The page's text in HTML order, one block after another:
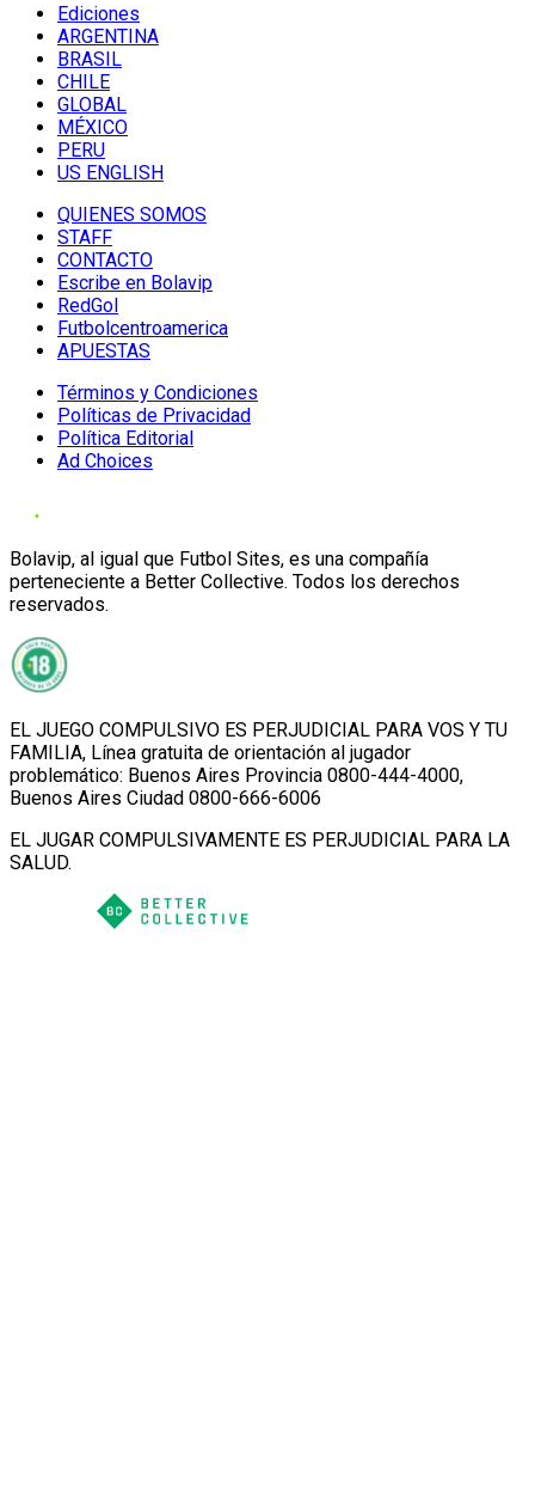
Ediciones
ARGENTINA
BRASIL
CHILE
GLOBAL
MÉXICO
PERU
US ENGLISH
QUIENES SOMOS
STAFF
CONTACTO
Escribe en Bolavip
RedGol
Futbolcentroamerica
APUESTAS
Términos y Condiciones
Políticas de Privacidad
Política Editorial
Ad Choices
Bolavip, al igual que Futbol Sites, es una compañía
perteneciente a Better Collective. Todos los derechos
reservados.
EL JUEGO COMPULSIVO ES PERJUDICIAL PARA VOS Y TU
FAMILIA, Línea gratuita de orientación al jugador
problemático: Buenos Aires Provincia 0800-444-4000,
Buenos Aires Ciudad 0800-666-6006
EL JUGAR COMPULSIVAMENTE ES PERJUDICIAL PARA LA
SALUD.